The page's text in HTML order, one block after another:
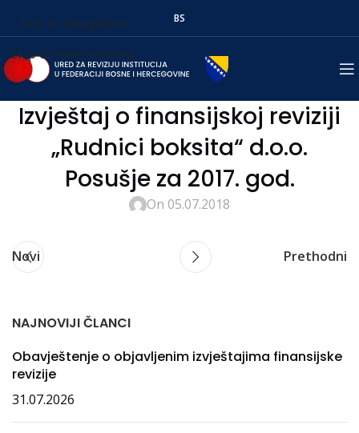
Skip to navigation
Skip to main content
BS
Izvještaj o finansijskoj reviziji
„Rudnici boksita“ d.o.o.
Posušje za 2017. god.
On 05.07.2018
Novi Prethodni
NAJNOVIJI ČLANCI
Obavještenje o objavljenim izvještajima finansijske
revizije
31.07.2026